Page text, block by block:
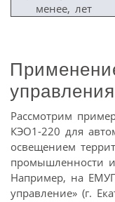
менее, лет
управления
Рассмотрим
КЭО1-220 для
освещением
промышленности
Например, на
управление» (г.